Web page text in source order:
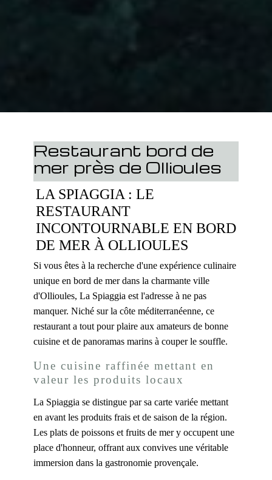
Restaurant bord de
mer près de Ollioules
LA SPIAGGIA : LE
RESTAURANT
INCONTOURNABLE EN BORD
DE MER À OLLIOULES
Si vous êtes à la recherche d'une expérience culinaire
unique en bord de mer dans la charmante ville
d'Ollioules, La Spiaggia est l'adresse à ne pas
manquer. Niché sur la côte méditerranéenne, ce
restaurant a tout pour plaire aux amateurs de bonne
cuisine et de panoramas marins à couper le souffle.
Une cuisine raffinée mettant en
valeur les produits locaux
La Spiaggia se distingue par sa carte variée mettant
en avant les produits frais et de saison de la région.
Les plats de poissons et fruits de mer y occupent une
place d'honneur, offrant aux convives une véritable
immersion dans la gastronomie provençale.